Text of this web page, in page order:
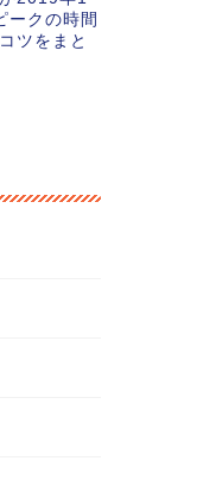
ークの時間
ツをまと